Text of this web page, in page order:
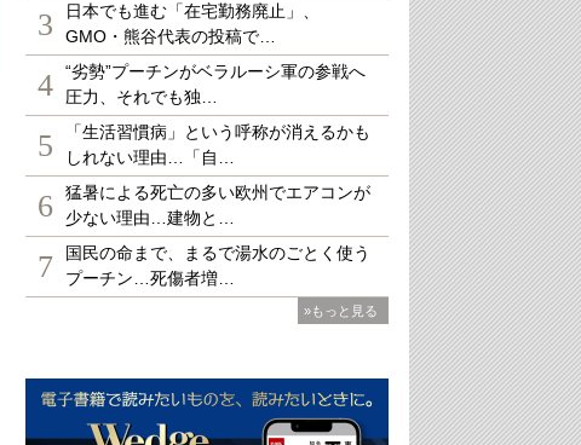
3
日本でも進む「在宅勤務廃止」、
GMO・熊谷代表の投稿で…
4
“劣勢”プーチンがベラルーシ軍の参戦へ
圧力、それでも独…
5
「生活習慣病」という呼称が消えるかも
しれない理由…「自…
6
猛暑による死亡の多い欧州でエアコンが
少ない理由…建物と…
7
国民の命まで、まるで湯水のごとく使う
プーチン…死傷者増…
»もっと見る